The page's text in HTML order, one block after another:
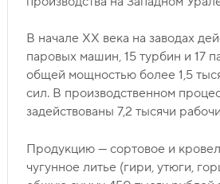
В начале ХХ века на заводах
паровых машин, 15 турбин и 17
общей мощностью более 1,5
сил. В производственном
задействованы 7,2 тысячи
Продукцию — сортовое и
чугунное литье (гири, утюги,